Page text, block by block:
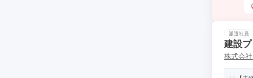
派遣社員
建設
株式会